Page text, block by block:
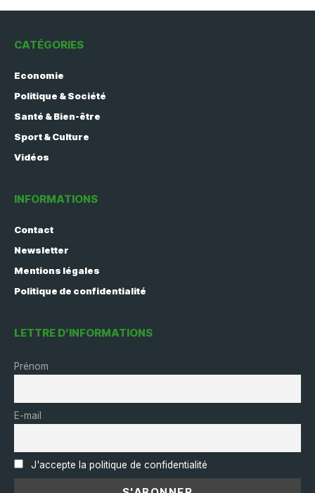
CATÉGORIES
Economie
Politique & Société
Santé & Bien-être
Sport & Culture
Vidéos
INFORMATIONS
Contact
Newsletter
Mentions légales
Politique de confidentialité
LETTRE D’INFORMATIONS
Prénom
E-mail
J'accepte la politique de confidentialité